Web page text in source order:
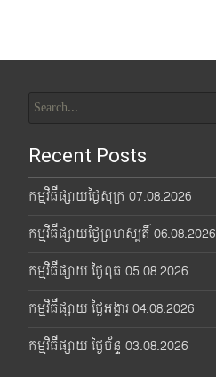
for:
Recent Posts
កម្មវិធីផ្សាយថ្ងៃសុក្រ 07.08.2026
កម្មវិធីផ្សាយថ្ងៃព្រហស្បតិ៍ 06.08.2026
កម្មវិធីផ្សាយ ថ្ងៃពុធ 05.08.2026
កម្មវិធីផ្សាយ ថ្ងៃអង្គារ 04.08.2026
កម្មវិធីផ្សាយ ថ្ងៃច័ន្ទ 03.08.2026